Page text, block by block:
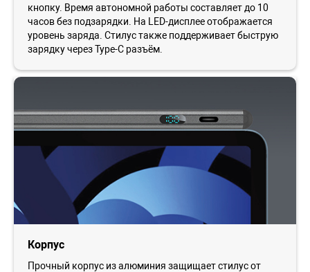
кнопку. Время автономной работы составляет до 10
часов без подзарядки. На LED-дисплее отображается
уровень заряда. Стилус также поддерживает быструю
зарядку через Type-C разъём.
Корпус
Прочный корпус из алюминия защищает стилус от